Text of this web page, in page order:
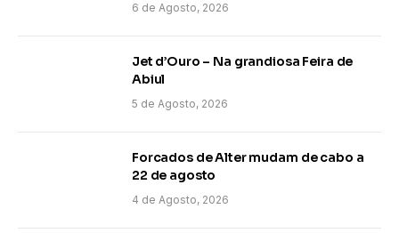
6 de Agosto, 2026
Jet d’Ouro – Na grandiosa Feira de
Abiul
5 de Agosto, 2026
Forcados de Alter mudam de cabo a
22 de agosto
4 de Agosto, 2026